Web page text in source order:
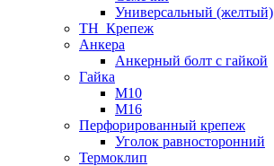
Универсальный (желтый)
ТН_Крепеж
Анкера
Анкерный болт с гайкой
Гайка
М10
М16
Перфорированный крепеж
Уголок равносторонний
Термоклип